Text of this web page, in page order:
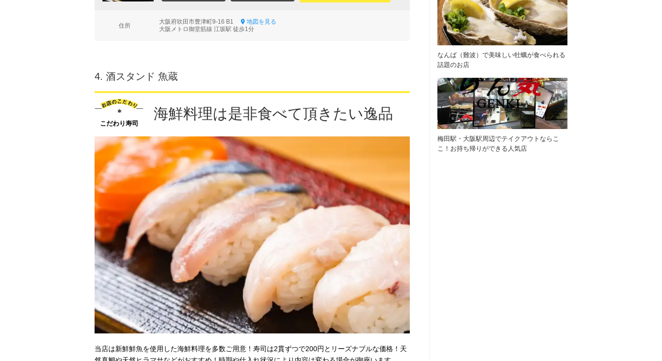
住所
大阪府吹田市豊津町9-16 B1
地図を見る
大阪メトロ御堂筋線 江坂駅 徒歩1分
4. 酒スタンド 魚蔵
こだわり寿司
海鮮料理は是非食べて頂きたい逸品
当店は新鮮鮮魚を使用した海鮮料理を多数ご用意！寿司は2貫ずつで200円とリーズナブルな価格！天
なんば（難波）で美味しい牡蠣が食べられる
話題のお店
梅田駅・大阪駅周辺でテイクアウトならこ
こ！お持ち帰りができる人気店